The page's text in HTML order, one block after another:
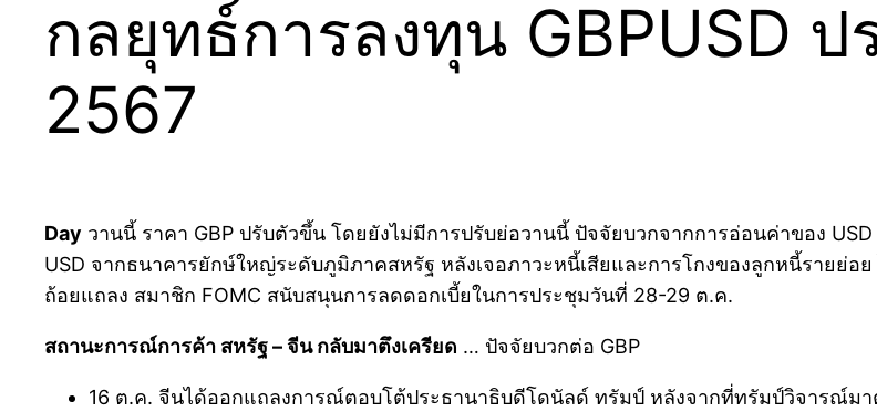
กลยุทธ์การลงทุน GBPUSD
2567
Day วานนี้ ราคา GBP ปรับตัวขึ้น โดยยังไม่มีการปรับย่อวานนี้ ปัจจัยบวกจากการอ่อนค่าของ
USD จากธนาคารยักษ์ใหญ่ระดับภูมิภาคสหรัฐ หลังเจอภาวะหนี้เสียและการโกงของลูกหนี้รายย่อ
ถ้อยแถลง สมาชิก FOMC สนับสนุนการลดดอกเบี้ยในการประชุมวันที่ 28-29 ต.ค.
สถานะการณ์การค้า สหรัฐ – จีน กลับมาตึงเครียด … ปัจจัยบวกต่อ GBP
16 ต.ค. จีนได้ออกแถลงการณ์ตอบโต้ประธานาธิบดีโดนัลด์ ทรัมป์ หลังจากที่ทรัมป์วิจารณ์ม